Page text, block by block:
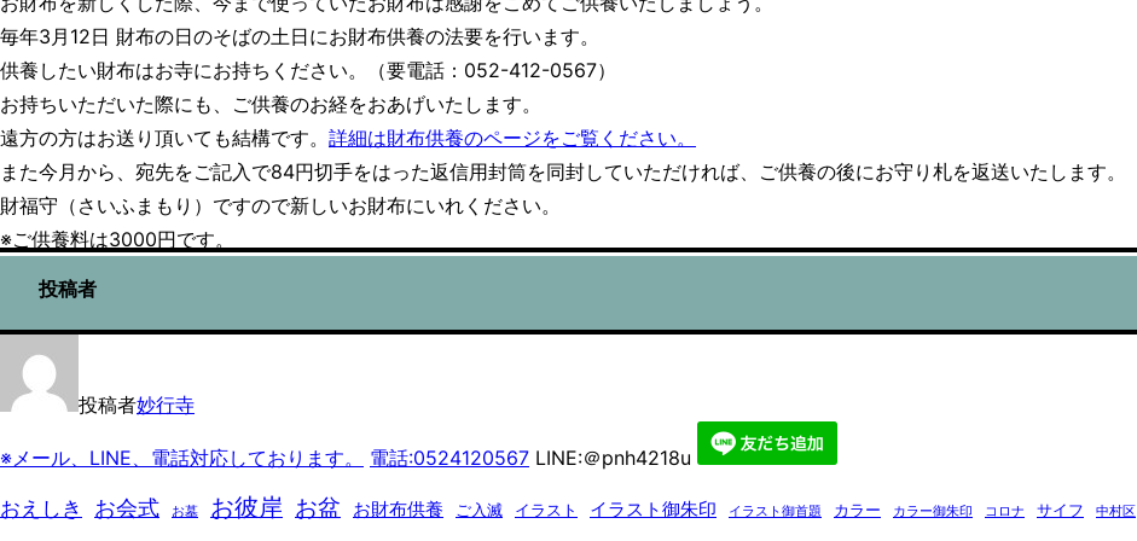
バ
ー
と
ナ
ビ
ゲ
ー
シ
ン
切
替
る
日:
毎年3月12日 財布の日のそばの土日にお財布供養の法要を行います。
供養したい財布はお寺にお持ちください。（要電話：052-412-0567）
お持ちいただいた際にも、ご供養のお経をおあげいたします。
遠方の方はお送り頂いても結構です。 詳細は財布供養のページをご覧ください。
また今月から、宛先をご記入で84円切手をはった返信用封筒を同封していただければ、ご供養の後にお守り札を返送いたします。
財福守（さいふまもり）ですので新しいお財布にいれください。
※ご供養料は3000円です。
投稿者
投稿者妙行寺
※メール、LINE、電話対応しております。 電話:0524120567 LINE:＠pnh4218u
おえしき お会式 お墓 お彼岸 お盆 お財布供養 ご入滅 イラスト イラスト御朱印 イラスト御首題 カラー カラー御朱印 コロナ サイフ 中村区